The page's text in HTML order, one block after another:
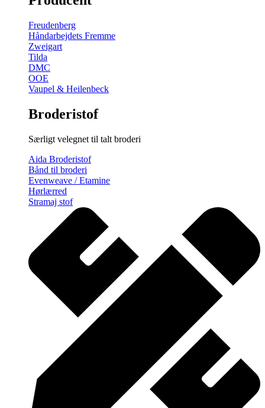
Freudenberg
Håndarbejdets Fremme
Zweigart
Tilda
DMC
OOE
Vaupel & Heilenbeck
Broderistof
Særligt velegnet til talt broderi
Aida Broderistof
Bånd til broderi
Evenweave / Etamine
Hørlærred
Stramaj stof